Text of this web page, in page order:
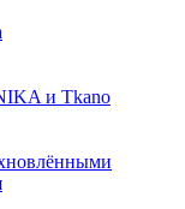
и Tkano